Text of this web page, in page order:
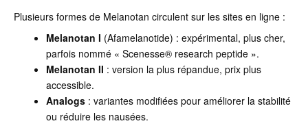
Plusieurs formes de Melanotan circulent sur les sites en ligne :
Melanotan I (Afamelanotide) : expérimental, plus cher,
parfois nommé « Scenesse® research peptide ».
Melanotan II : version la plus répandue, prix plus
accessible.
Analogs: variantes modifiées pour améliorer la stabilité
ou réduire les nausées.